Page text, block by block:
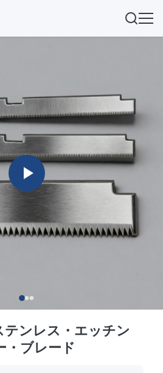
テンレス・エッチン
・ブレード